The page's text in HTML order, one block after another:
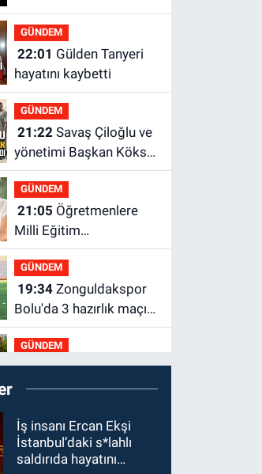
GÜNDEM
22:01
hayatını kaybetti
GÜNDEM
21:22Savaş Çiloğlu ve
yönetimi Başkan Köksal
Tunçtürk’ü kutladı
GÜNDEM
21:05
Milli Eğitim
Bakanlığı'ndan kötü
haber
GÜNDEM
19:34Zonguldakspor
Bolu'da 3 hazırlık maçı
oynayacak... İşte
rakipler...
GÜNDEM
19:27Çaycuma
ırmağında görüldü:
yaşadı
GÜNDEM
19:12TMO kabuklu
fındık alım fiyatlarını
İş insanı Ercan Ekşi
İstanbul’daki s*lahlı
saldırıda hayatını